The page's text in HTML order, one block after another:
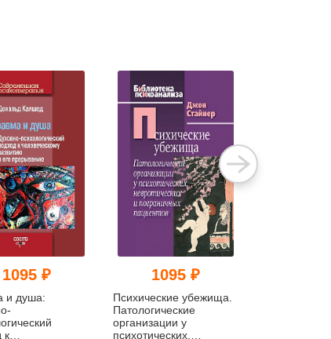
1095 ₽
и душа:
к
1095 ₽
Психические убежища.
Патологические
организации у
психотических,